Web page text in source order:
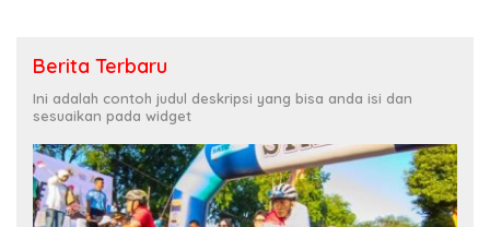
Berita Terbaru
Ini adalah contoh judul deskripsi yang bisa anda isi dan
sesuaikan pada widget